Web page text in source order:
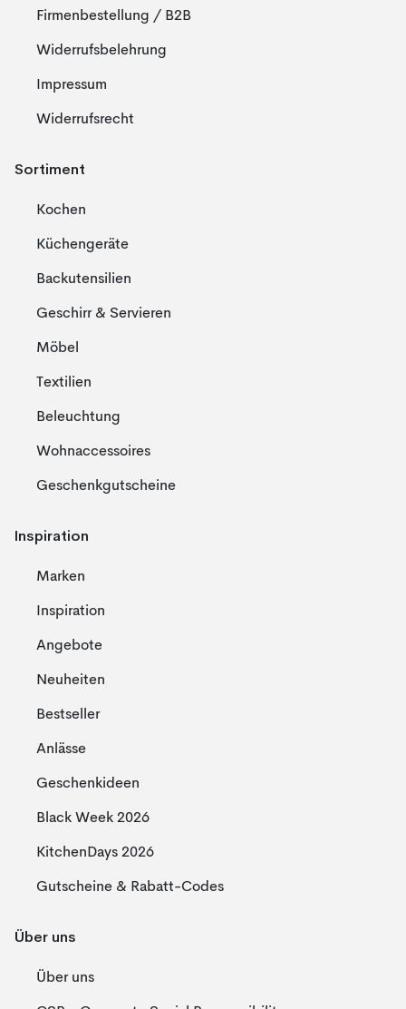
Firmenbestellung / B2B
Widerrufsbelehrung
Impressum
Widerrufsrecht
Sortiment
Kochen
Küchengeräte
Backutensilien
Geschirr & Servieren
Möbel
Textilien
Beleuchtung
Wohnaccessoires
Geschenkgutscheine
Inspiration
Marken
Inspiration
Angebote
Neuheiten
Bestseller
Anlässe
Geschenkideen
Black Week 2026
KitchenDays 2026
Gutscheine & Rabatt-Codes
Über uns
Über uns